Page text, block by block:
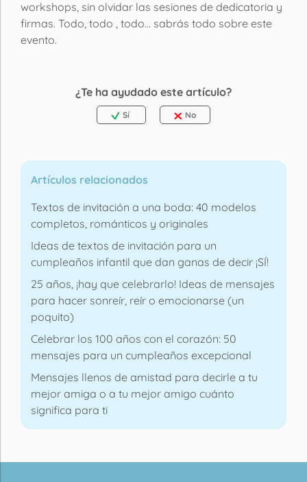
workshops, sin olvidar las sesiones de dedicatoria y
firmas. Todo, todo , todo... sabrás todo sobre este
evento.
¿Te ha ayudado este artículo?
Sí No
Artículos relacionados
Textos de invitación a una boda: 40 modelos
completos, románticos y originales
Ideas de textos de invitación para un
cumpleaños infantil que dan ganas de decir ¡SÍ!
25 años, ¡hay que celebrarlo! Ideas de mensajes
para hacer sonreír, reír o emocionarse (un
poquito)
Celebrar los 100 años con el corazón: 50
mensajes para un cumpleaños excepcional
Mensajes llenos de amistad para decirle a tu
mejor amiga o a tu mejor amigo cuánto
significa para ti